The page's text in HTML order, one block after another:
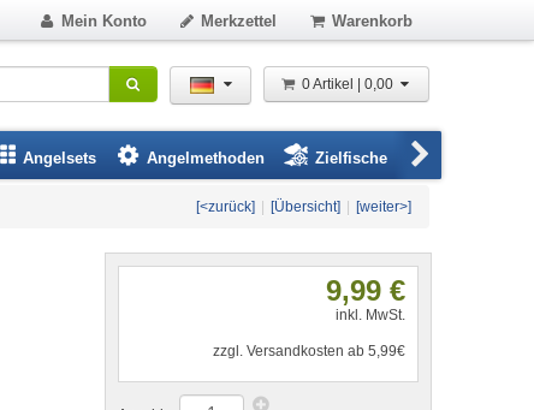
Mein Konto Merkzettel Warenkorb
0 Artikel | 0,00
Angelsets Angelmethoden Zielfische
[<zurück] [Übersicht] [weiter>]
9,99 €
inkl. MwSt.
zzgl. Versandkosten ab 5,99€